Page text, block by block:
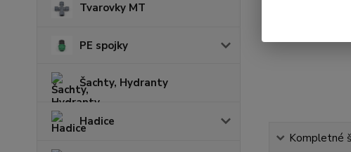
Tvarovky MT
PE spojky
Šachty, Hydranty
Hadice
Kompletné